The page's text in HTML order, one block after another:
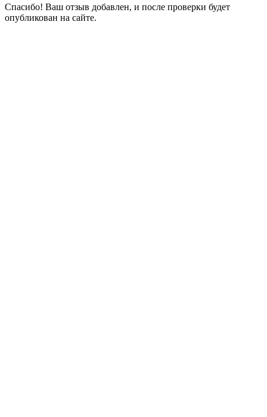
Спасибо! Ваш отзыв добавлен, и после проверки будет
опубликован на сайте.